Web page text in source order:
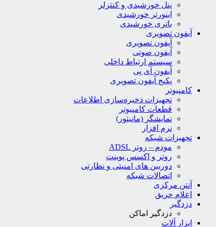
پنل خورشیدی و کنترلر
اینورتر خورشیدی
باتری خورشیدی
آیفون تصویری
آیفون تصویری
آیفون صوتی
سیستم ارتباط داخلی
آیفون آی پی
پکیج آیفون تصویری
کامپیوتر
تجهیزات ذخیره‌سازی اطلاعات
قطعات کامپیوتر
نمایشگر (مانیتور)
نرم افزار
تجهیزات شبکه
مودم – روتر ADSL
روتر و اکسس پوینت
دوربین های امنیتی و نظارتی
اتصالات شبکه
آنتن مرکزی
اعلام حریق
دزدگیر
دزدگیر اماکن
ابزار آلات